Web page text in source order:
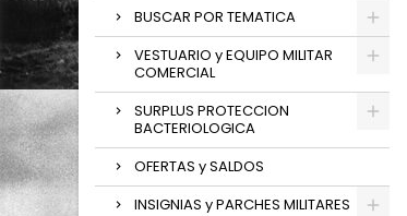
BUSCAR POR TEMATICA
VESTUARIO y EQUIPO MILITAR
COMERCIAL
SURPLUS PROTECCION
BACTERIOLOGICA
OFERTAS y SALDOS
INSIGNIAS y PARCHES MILITARES